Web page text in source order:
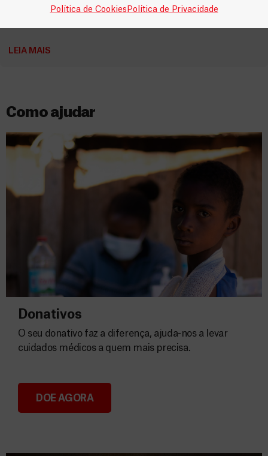
Política de Cookies Política de Privacidade
MSF em Kunduz
LEIA MAIS
Como ajudar
Donativos
Donativos
O seu donativo faz a diferença, ajuda-nos a levar
cuidados médicos a quem mais precisa.
DOE AGORA